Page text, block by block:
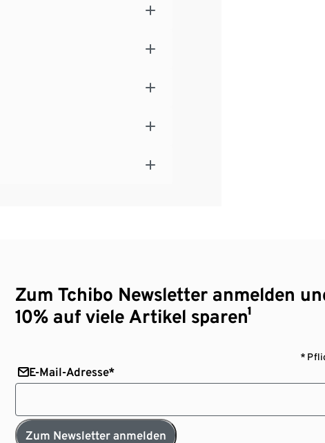
Zum Tchibo Newsletter anmelden
10% auf viele Artikel sparen¹
*
E-Mail-Adresse*
Zum Newsletter anmelden